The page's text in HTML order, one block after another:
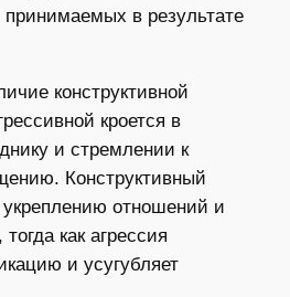
в результате
конструктивной
кроется в
и стремлении к
Конструктивный
укреплению отношений и
как агрессия
и усугубляет